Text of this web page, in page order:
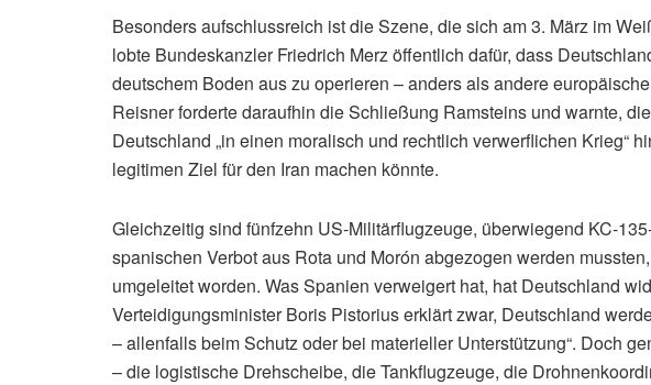
Besonders aufschlussreich ist die Szene, die sich am 3. März im
lobte Bundeskanzler Friedrich Merz öffentlich dafür, dass
deutschem Boden aus zu operieren – anders als andere
Reisner forderte daraufhin die Schließung Ramsteins und warnte,
Deutschland „in einen moralisch und rechtlich verwerflichen Krieg“
legitimen Ziel für den Iran machen könnte.
Gleichzeitig sind fünfzehn US-Militärflugzeuge, überwiegend KC-
spanischen Verbot aus Rota und Morón abgezogen werden
umgeleitet worden. Was Spanien verweigert hat, hat Deutschland
Verteidigungsminister Boris Pistorius erklärt zwar, Deutschland
– allenfalls beim Schutz oder bei materieller Unterstützung“. Doch
– die logistische Drehscheibe, die Tankflugzeuge, die